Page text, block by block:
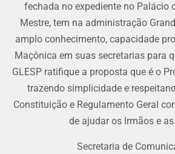
fechada no expediente no Palácio
Mestre, tem na administração
amplo conhecimento, capacidade
Maçônica em suas secretarias para
GLESP ratifique a proposta que é o
trazendo simplicidade e
Constituição e Regulamento Geral
de ajudar os Irmãos e
Secretaria de